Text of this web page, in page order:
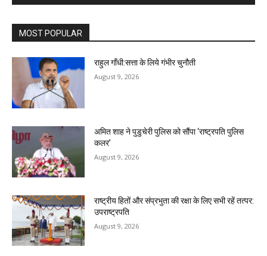
MOST POPULAR
राहुल गाँधी:सत्ता के लिये गंभीर चुनौती
August 9, 2026
अमित शाह ने पुडुचेरी पुलिस को सौंपा ‘राष्ट्रपति पुलिस
कलर’
August 9, 2026
राष्ट्रीय हितों और संप्रभुता की रक्षा के लिए सभी रहें तत्पर:
उपराष्ट्रपति
August 9, 2026